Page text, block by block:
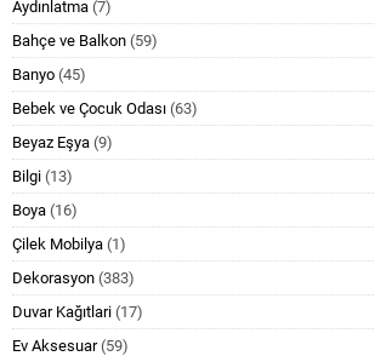
Aydınlatma (7)
Bahçe ve Balkon (59)
Banyo (45)
Bebek ve Çocuk Odası (63)
Beyaz Eşya (9)
Bilgi (13)
Boya (16)
Çilek Mobilya (1)
Dekorasyon (383)
Duvar Kağıtlari (17)
Ev Aksesuar(59)